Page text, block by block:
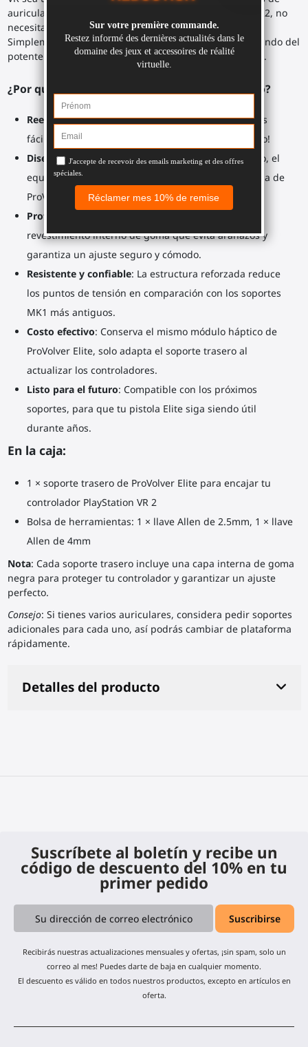
auriculares. Si has actualizado a los controladores PSVR2, no
necesitas comprar una nueva pistola háptica completa.
Simplemente cambia el soporte trasero y sigue disfrutando del
potente retroceso, la ergonomía y la inmersión del Elite.
¿Por qué elegir el reemplazo del soporte trasero?
Reemplazo sencillo: Una de las actualizaciones más
fáciles. Quita dos tornillos, cambia el soporte ¡y listo!
Diseño de élite: Diseñado para el diseño más nítido, el
equilibrio de peso mejorado y la ergonomía refinada de
ProVolver Elite.
Protege tu
revestimiento interno de goma que evita arañazos y
garantiza un ajuste seguro y cómodo.
Resistente y confiable: La estructura reforzada reduce
los puntos de tensión en comparación con los soportes
MK1 más antiguos.
Costo efectivo: Conserva el mismo módulo háptico de
ProVolver Elite, solo adapta el soporte trasero al
actualizar los controladores.
Listo para el futuro: Compatible con los próximos
soportes, para que tu pistola Elite siga siendo útil
durante años.
En la caja:
1 × soporte trasero de ProVolver Elite para encajar tu
controladorPlayStation VR 2
Bolsa de herramientas: 1 × llave Allen de 2.5mm, 1 × llave
Allen de 4mm
Nota: Cada soporte trasero incluye una capa interna de goma
negra para proteger tu controladory garantizar un ajuste
perfecto.
Consejo: Si tienes varios auriculares, considera pedir soportes
adicionales para cada uno, así podrás cambiar de plataforma
rápidamente.
Detalles del producto
Suscríbete al boletín y recibe un
código de descuento del 10% en tu
primer pedido
Recibirás nuestras actualizaciones mensuales y ofertas, ¡sin spam, solo un
correo al mes! Puedes darte de baja en cualquier momento.
El descuento es válido en todos nuestros productos, excepto en artículos en
oferta.